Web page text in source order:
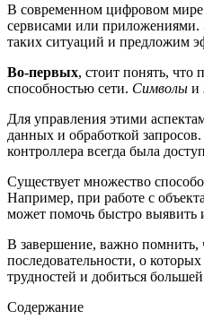
В современном цифровом мире
сервисами или приложениями.
таких ситуаций и предложим
Во-первых, стоит понять, что
способностью сети. Символы и
Для управления этими
данных и обработкой
контроллера всегда была
Существует множество
Например, при работе с
может помочь быстро выявить
В завершение, важно
последовательности, о
трудностей и добиться
Содержание